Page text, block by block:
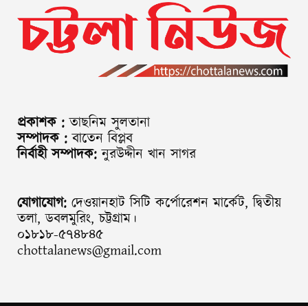
প্রকাশক : তাছনিম সুলতানা
সম্পাদক : বাতেন বিপ্লব
নির্বাহী সম্পাদক: নুরউদ্দীন খান সাগর
যোগাযোগ: দেওয়ানহাট সিটি কর্পোরেশন মার্কেট, দ্বিতীয়
তলা, ডবলমুরিং, চট্টগ্রাম।
০১৮১৮-৫৭৪৮৪৫
chottalanews@gmail.com